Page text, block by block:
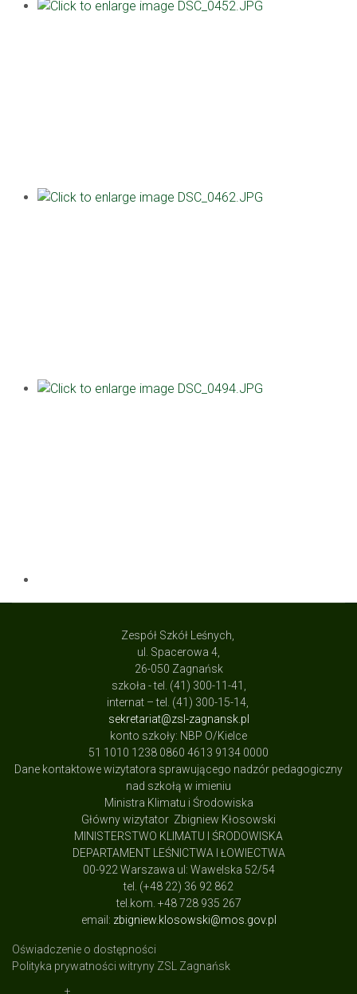
Zespół Szkół Leśnych,
ul. Spacerowa 4,
26-050 Zagnańsk
szkoła - tel. (41) 300-11-41,
internat – tel. (41) 300-15-14,
sekretariat@zsl-zagnansk.pl
konto szkoły: NBP O/Kielce
51 1010 1238 0860 4613 9134 0000
Dane kontaktowe wizytatora sprawującego nadzór pedagogiczny
nad szkołą w imieniu
Ministra Klimatu i Środowiska
Główny wizytator Zbigniew Kłosowski
MINISTERSTWO KLIMATU I ŚRODOWISKA
DEPARTAMENT LEŚNICTWA I ŁOWIECTWA
00-922 Warszawa ul: Wawelska 52/54
tel. (+48 22) 36 92 862
tel.kom. +48 728 935 267
email: zbigniew.klosowski@mos.gov.pl
Oświadczenie o dostępności
Polityka prywatności witryny ZSL Zagnańsk
+